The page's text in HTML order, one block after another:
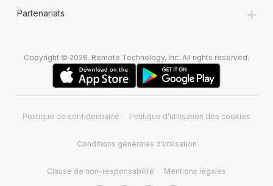
Partenariats +
Copyright © 2026. Remote Technology, Inc. All rights reserved.
Politique de confidentialité Politique d’utilisation des cookies
Conditions générales d'utilisation
Clause de non-responsabilité Mentions légales